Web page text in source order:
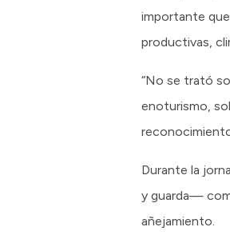
importante
productivas,
“No se trató
enoturismo,
Durante la
y guarda—
añejamiento.